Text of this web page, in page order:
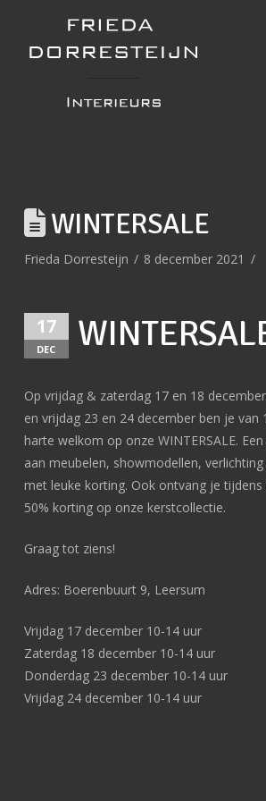
WINTERSALE
Frieda Dorresteijn 8 december 2021
17
DEC
Op vrijdag & zaterdag 17 en 18
en vrijdag 23 en 24 december ben je van
harte welkom op onze WINTERSALE.
aan meubelen, showmodellen,
met leuke korting. Ook ontvang je tijdens
50% korting op onze kerstcollectie.
Graag tot ziens!
Adres: Boerenbuurt 9, Leersum
Vrijdag 17 december 10-14 uur
Zaterdag 18 december 10-14 uur
Donderdag 23 december 10-14 uur
Vrijdag 24 december 10-14 uur